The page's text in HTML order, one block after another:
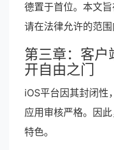
德置于首位。本文
请在法律允许的范围
第三章：客
开自由之门
iOS平台因其封闭
应用审核严格。因
特色。